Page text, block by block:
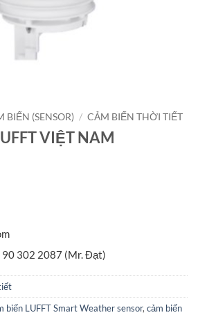
BIẾN (SENSOR) / CẢM BIẾN THỜI TIẾT
VIỆT NAM
biến LUFFT Smart Weather sensor,cảm biến